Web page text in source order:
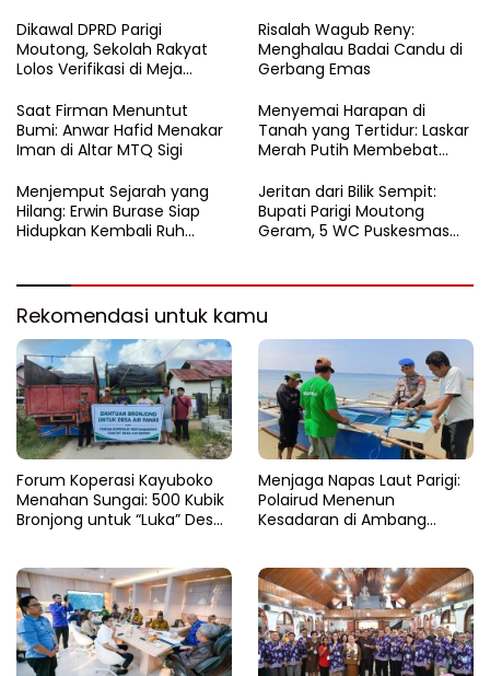
Dikawal DPRD Parigi
Moutong, Sekolah Rakyat
Lolos Verifikasi di Meja
Risalah Wagub Reny:
Menghalau Badai Candu di
Gerbang Emas
Saat Firman Menuntut
Bumi: Anwar Hafid Menakar
Iman di Altar MTQ Sigi
Menyemai Harapan di
Tanah yang Tertidur: Laskar
Merah Putih Membebat
Menjemput Sejarah yang
Hilang: Erwin Burase Siap
Hidupkan Kembali Ruh
Kuliner Parigi
Jeritan dari Bilik Sempit:
Bupati Parigi Moutong
Geram, 5 WC Puskesmas
Rekomendasi untuk kamu
Forum Koperasi Kayuboko
Menahan Sungai: 500 Kubik
Bronjong untuk “Luka” Desa
​Menjaga Napas Laut Parigi:
Polairud Menenun
Kesadaran di Ambang